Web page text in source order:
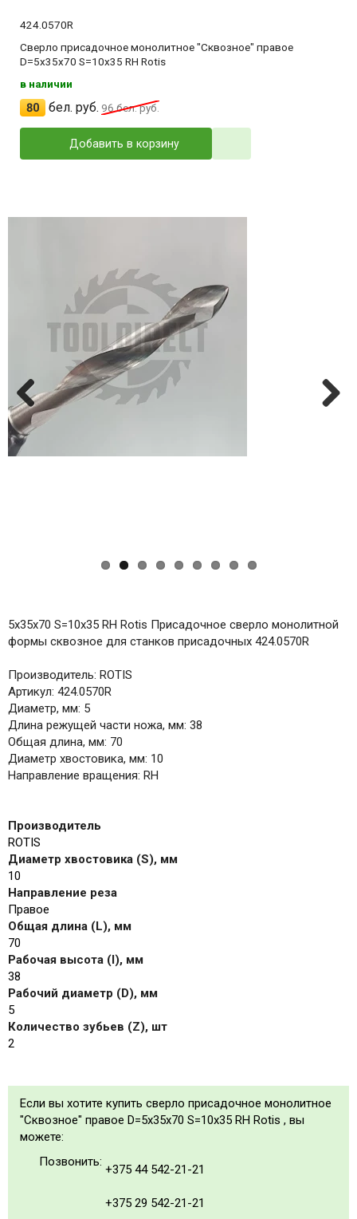
424.0570R
Сверло присадочное монолитное "Сквозное" правое
D=5x35x70 S=10x35 RH Rotis
в наличии
80 бел. руб. 96бел. руб.
Добавить в корзину
Previ
ous
5x35x70 S=10x35 RH Rotis Присадочное сверло монолитной
формы сквозное для станков присадочных 424.0570R
Производитель: ROTIS
Артикул: 424.0570R
Диаметр, мм: 5
Длина режущей части ножа, мм: 38
Общая длина, мм: 70
Диаметр хвостовика, мм: 10
Направление вращения: RH
Производитель
ROTIS
Диаметр хвостовика (S), мм
10
Направление реза
Правое
Общая длина (L), мм
70
Рабочая высота (I), мм
38
Рабочий диаметр (D), мм
5
Количество зубьев (Z), шт
2
Если вы хотите купить сверло присадочное монолитное
"Сквозное" правое D=5x35x70 S=10x35 RH Rotis , вы
можете:
Позвонить:
+375 44 542-21-21
+375 29 542-21-21